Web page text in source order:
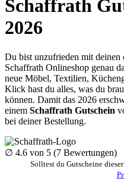
Schaffrath
2026
Du bist unzufrieden mit deinen
Schaffrath Onlineshop genau
neue Möbel, Textilien,
Klick hast du alles, was du
können. Damit das 2026
einem Schaffrath Gutschein
bei deiner Bestellung.
∅ 4.6 von 5 (7 Bewertungen)
Solltest du Gutscheine dieser